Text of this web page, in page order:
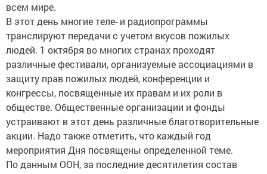
всем мире.
В этот день многие теле- и радиопрограммы
транслируют передачи с учетом вкусов пожилых
людей. 1 октября во многих странах проходят
различные фестивали, организуемые ассоциациями в
защиту прав пожилых людей, конференции и
конгрессы, посвященные их правам и их роли в
обществе. Общественные организации и фонды
устраивают в этот день различные благотворительные
акции. Надо также отметить, что каждый год
мероприятия Дня посвящены определенной теме.
По данным ООН, за последние десятилетия состав